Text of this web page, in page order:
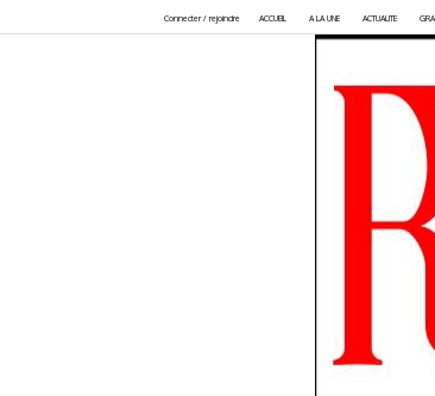
Connecter / rejoindre ACCUEIL A LA UNE ACTUALITE